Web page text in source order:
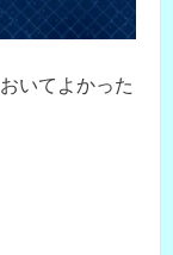
いてよかった